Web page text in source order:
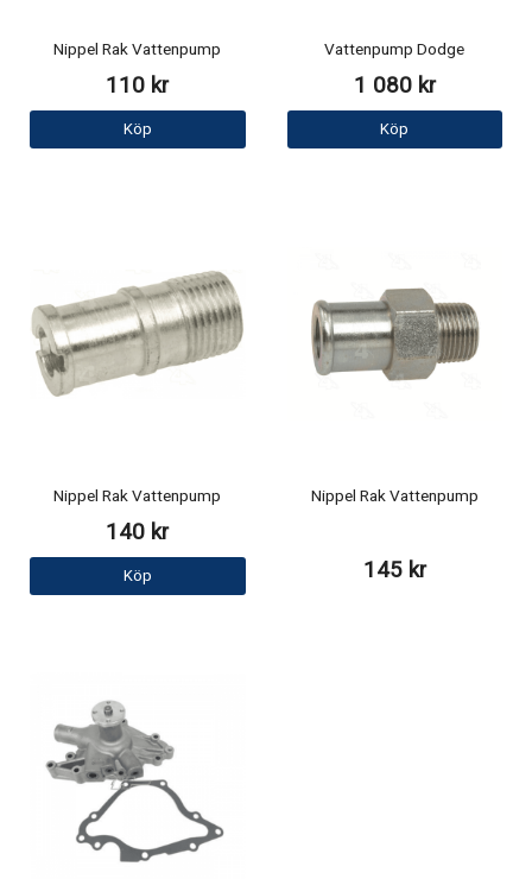
Nippel Rak Vattenpump
110 kr
Köp
Vattenpump Dodge
1 080 kr
Köp
Nippel Rak Vattenpump
140 kr
Köp
Nippel Rak Vattenpump
145 kr